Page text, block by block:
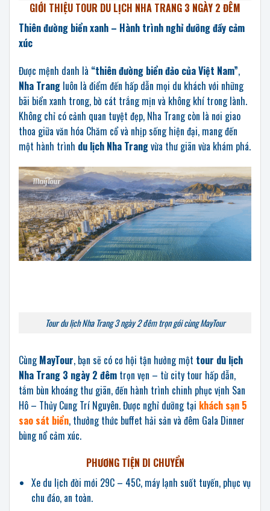
GIỚI THIỆU TOUR DU LỊCH NHA TRANG 3 NGÀY 2 ĐÊM
Thiên đường biển xanh – Hành trình nghỉ dưỡng đầy cảm
xúc
Được mệnh danh là “thiên đường biển đảo của Việt Nam”,
Nha Trang luôn là điểm đến hấp dẫn mọi du khách với những
bãi biển xanh trong, bờ cát trắng mịn và không khí trong lành.
Không chỉ có cảnh quan tuyệt đẹp, Nha Trang còn là nơi giao
thoa giữa văn hóa Chăm cổ và nhịp sống hiện đại, mang đến
một hành trình du lịch Nha Trangvừa thư giãn vừa khám phá.
Tour du lịch Nha Trang 3 ngày 2 đêm trọn gói cùng MayTour
CùngMayTour, bạn sẽ có cơ hội tận hưởng một tour du lịch
Nha Trang 3 ngày 2 đêm trọn vẹn – từ city tour hấp dẫn,
tắm bùn khoáng thư giãn, đến hành trình chinh phục vịnh San
Hô – Thủy Cung Trí Nguyên. Được nghỉ dưỡng tại khách sạn 5
sao sát biển, thưởng thức buffet hải sản và đêm Gala Dinner
bùng nổ cảm xúc.
PHƯƠNG TIỆN DI CHUYỂN
Xe du lịch đời mới 29C – 45C, máy lạnh suốt tuyến, phục vụ
chu đáo, an toàn.